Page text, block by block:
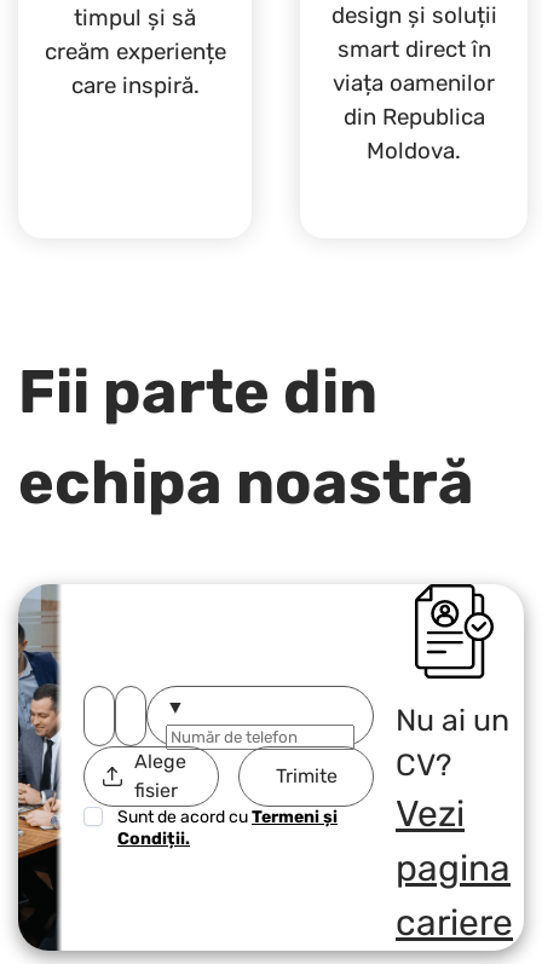
timpul și să
creăm experiențe
care inspiră.
design și soluții
smart direct în
viața oamenilor
din Republica
Moldova.
Fii parte din
echipa noastră
▼
Alege
fisier
Trimite
Sunt de acord cuTermeni și
Condiții.
Nu ai un
CV?
Vezi
pagina
cariere